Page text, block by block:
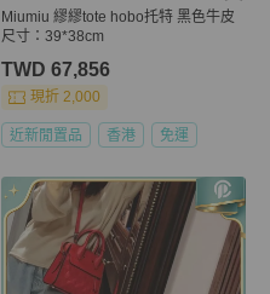
Miumiu 繆繆tote hobo托特 黑色牛皮
尺寸：39*38cm
TWD 67,856
現折 2,000
近新閒置品 香港 免運